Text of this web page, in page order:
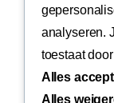
analyseren.
toestaat
Alles
Alles